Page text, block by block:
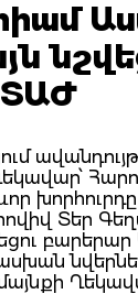
Տեր
բարերար